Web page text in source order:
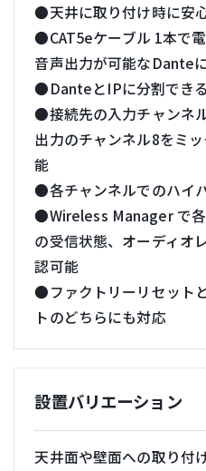
●天井に取り付け時に安
●CAT5eケーブル 1本で
音声出力が可能なDante
●DanteとIPに分割でき
●接続先の入力チャンネ
出力のチャンネル8をミ
能
●各チャンネルでのハイ
●Wireless Manager で
の受信状態、オーディオ
認可能
●ファクトリーリセット
トのどちらにも対応
設置バリエーション
天井面や壁面への取り付